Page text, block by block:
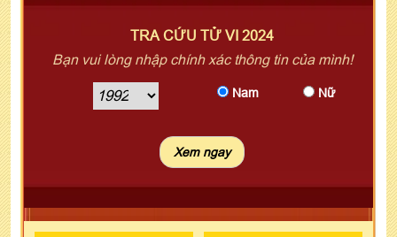
TRA CỨU TỬ VI 2024
Bạn vui lòng nhập chính xác thông tin của mình!
Nam Nữ